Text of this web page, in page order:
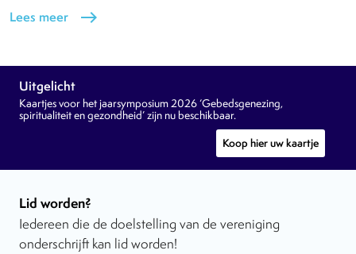
Lees meer east
Uitgelicht
Kaartjes voor het jaarsymposium 2026 ‘Gebedsgenezing,
spiritualiteit en gezondheid’ zijn nu beschikbaar.
Koop hier uw kaartje
Lid worden?
Iedereen die de doelstelling van de vereniging
onderschrijft kan lid worden!